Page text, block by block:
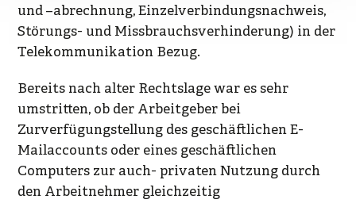
und –abrechnung, Einzelverbindungsnachweis,
Störungs- und Missbrauchsverhinderung) in der
Telekommunikation Bezug.
Bereits nach alter Rechtslage war es sehr
umstritten, ob der Arbeitgeber bei
Zurverfügungstellung des geschäftlichen E-
Mailaccounts oder eines geschäftlichen
Computers zur auch- privaten Nutzung durch
den Arbeitnehmer gleichzeitig